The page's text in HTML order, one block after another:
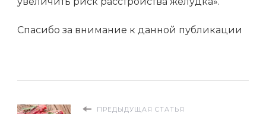
Спасибо за внимание к данной публикации
ПРЕДЫДУЩАЯ СТАТЬЯ